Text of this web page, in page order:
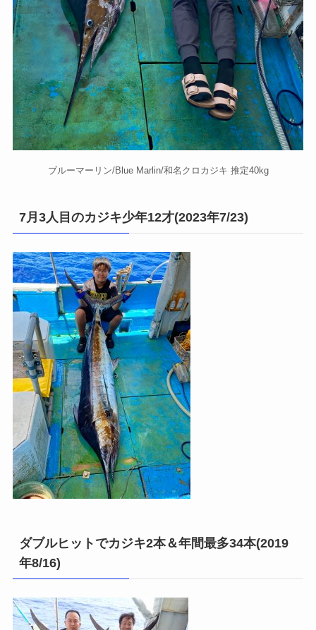
ブルーマーリン/Blue Marlin/和名クロカジキ 推定40kg
7月3人目のカジキ少年12才(2023年7/23)
ダブルヒットでカジキ2本＆年間最多34本(2019
年8/16)